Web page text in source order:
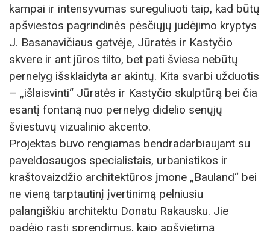
kampai ir intensyvumas sureguliuoti taip, kad būtų
apšviestos pagrindinės pėsčiųjų judėjimo kryptys
J. Basanavičiaus gatvėje, Jūratės ir Kastyčio
skvere ir ant jūros tilto, bet pati šviesa nebūtų
pernelyg išsklaidyta ar akintų. Kita svarbi užduotis
– „išlaisvinti“ Jūratės ir Kastyčio skulptūrą bei čia
esantį fontaną nuo pernelyg didelio senųjų
šviestuvų vizualinio akcento.
Projektas buvo rengiamas bendradarbiaujant su
paveldosaugos specialistais, urbanistikos ir
kraštovaizdžio architektūros įmone „Bauland“ bei
ne vieną tarptautinį įvertinimą pelniusiu
palangiškiu architektu Donatu Rakausku. Jie
padėjo rasti sprendimus, kaip apšvietimą